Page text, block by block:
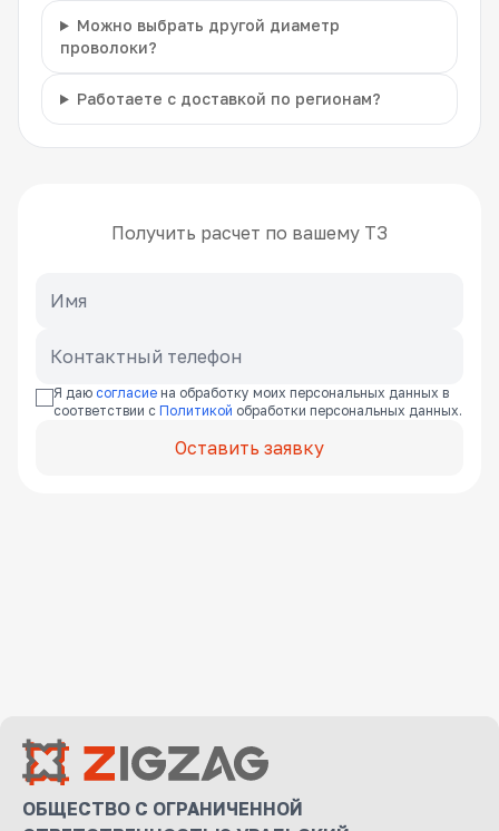
Можно выбрать другой диаметр
проволоки?
Работаете с доставкой по регионам?
Получить расчет по вашему ТЗ
Я даю согласие на обработку моих персональных данных в
соответствии с Политикой обработки персональных данных.
Оставить заявку
ОБЩЕСТВО С ОГРАНИЧЕННОЙ